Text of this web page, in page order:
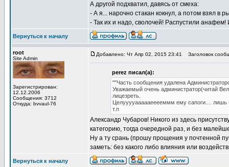
А другой подхватил, давясь от смеха:
- А я... нарочно стакан кокнул, а потом взял в
- Так их и надо, сволочей! Распустили анафем!
Вернуться к началу
root
Site Admin
Зарегистрирован:
12.12.2006
Сообщения: 3712
Откуда: bvvaul-76
Добавлено: Чт Апр 02, 2015 23:41 Заголовок
perez писал(а):
""Часть сообщения удалена
Уважаемый очень администратор(читай
лицезреть.
Целууууаааааееееммм ему сапоги.... лишь
т.п
Александр Чубаров! Никого из здесь
категорию, тогда очередной раз, и без
Ну а ту срань (прошу прощения у почтенной
заметь: без какого либо влияния или
Вернуться к началу